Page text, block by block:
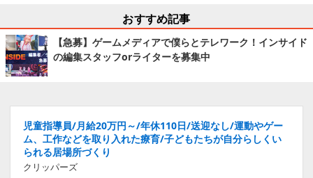
おすすめ記事
【急募】ゲームメディアで僕らとテレワーク！インサイド
の編集スタッフorライターを募集中
児童指導員/月給20万円～/年休110日/送迎なし/運動やゲー
ム、工作などを取り入れた療育/子どもたちが自分らしくい
られる居場所づくり
クリッパーズ